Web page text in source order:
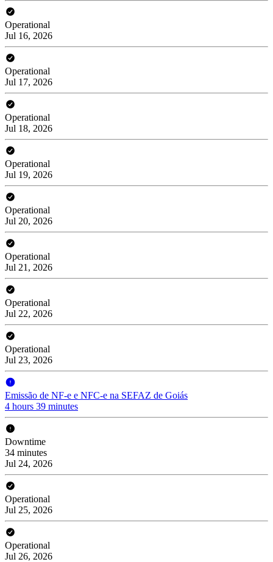
Operational
Jul 16, 2026
Operational
Jul 17, 2026
Operational
Jul 18, 2026
Operational
Jul 19, 2026
Operational
Jul 20, 2026
Operational
Jul 21, 2026
Operational
Jul 22, 2026
Operational
Jul 23, 2026
Emissão de NF-e e NFC-e na SEFAZ de Goiás
4 hours 39 minutes
Downtime
34 minutes
Jul 24, 2026
Operational
Jul 25, 2026
Operational
Jul 26, 2026